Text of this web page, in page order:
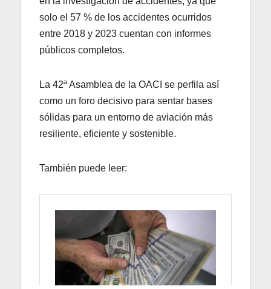
solo el 57 % de los accidentes ocurridos
entre 2018 y 2023 cuentan con informes
públicos completos.
La 42ª Asamblea de la OACI se perfila así
como un foro decisivo para sentar bases
sólidas para un entorno de aviación más
resiliente, eficiente y sostenible.
También puede leer: